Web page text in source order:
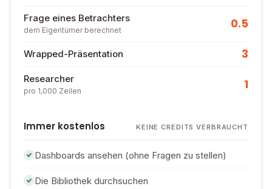
Frage eines Betrachters
dem Eigentümer berechnet 0.5
Wrapped-Präsentation 3
Researcher
pro 1,000 Zeilen 1
Immer kostenlos KEINE CREDITS VERBRAUCHT
Dashboards ansehen (ohne Fragen zu stellen)
Die Bibliothek durchsuchen